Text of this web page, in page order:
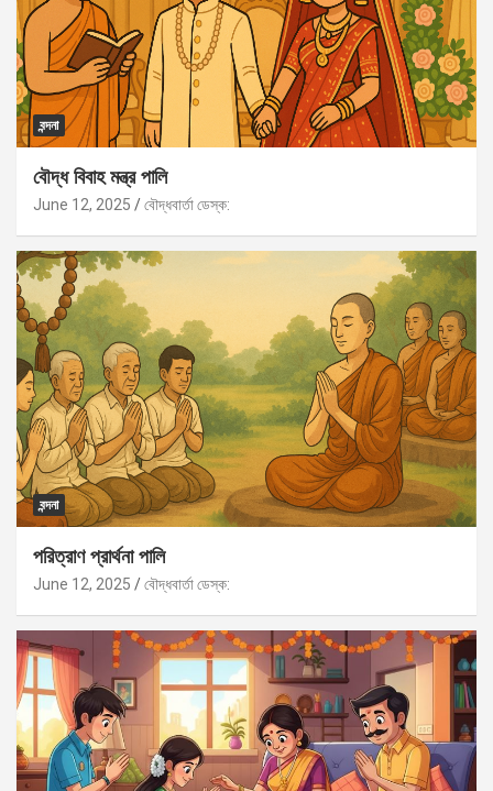
বন্দনা
বৌদ্ধ বিবাহ মন্ত্র পালি
June 12, 2025 বৌদ্ধবার্তা ডেস্ক:
বন্দনা
পরিত্রাণ প্রার্থনা পালি
June 12, 2025 বৌদ্ধবার্তা ডেস্ক: